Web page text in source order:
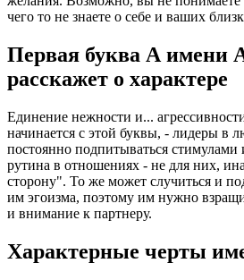
чего то не знаете о себе и ваших
Первая буква А
расскажет о характере
Единение нежности и...
начинается с этой буквы, - лидеры
постоянно подпитываться стимулами
рутина в отношениях - не для них,
сторону". То же может случиться и
им эгоизма, поэтому им нужно
и внимание к партнеру.
Характерные черты